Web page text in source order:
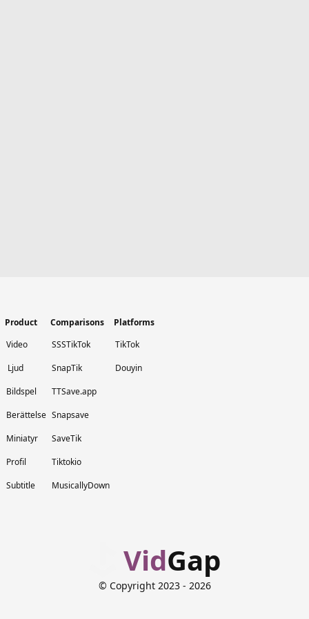
Product
Video
Ljud
Bildspel
Berättelse
Miniatyr
Profil
Subtitle
Comparisons
SSSTikTok
SnapTik
TTSave.app
Snapsave
SaveTik
Tiktokio
MusicallyDown
Platforms
TikTok
Douyin
VidGap
© Copyright 2023 - 2026